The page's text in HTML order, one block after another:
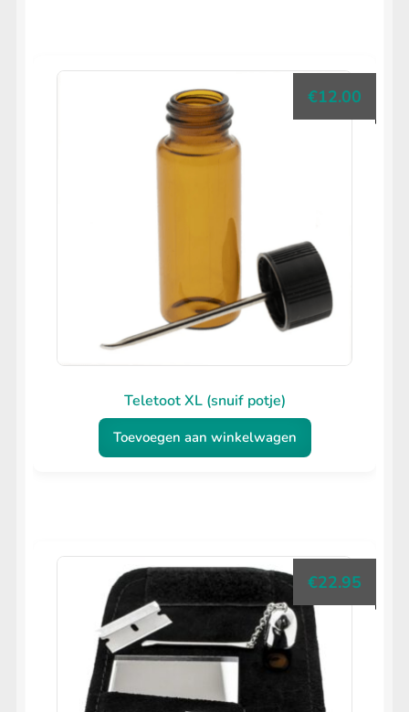
Teletoot XL (snuif potje)
€12.00
Toevoegen aan winkelwagen
€22.95